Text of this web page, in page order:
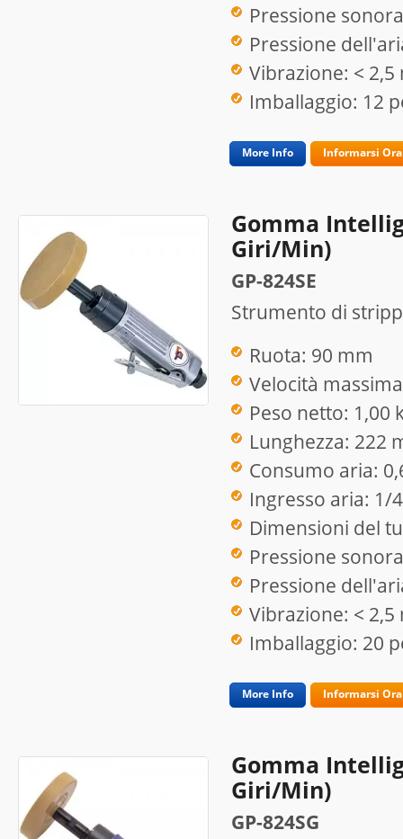
Pressione
Pressione
Vibrazione: < 2,5
Imballaggio: 12
More Info Informarsi Ora
Gomma
Giri/min)
GP-824SE
Strumento di
Ruota: 90 mm
Velocità
Peso netto: 1,00
Lunghezza: 222
Consumo aria:
Ingresso aria: 1/
Dimensioni del
Pressione
Pressione
Vibrazione: < 2,5
Imballaggio: 20
More Info Informarsi Ora
Gomma
Giri/min)
GP-824SG